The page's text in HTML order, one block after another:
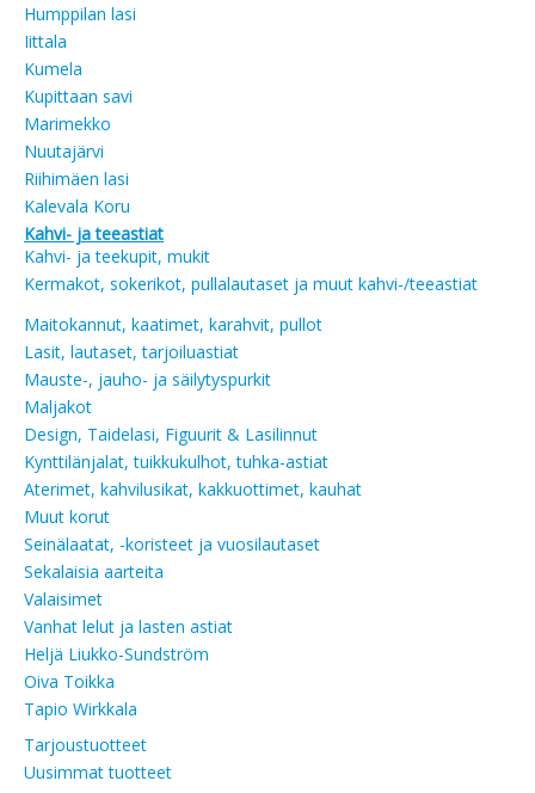
Humppilan lasi
Iittala
Kumela
Kupittaan savi
Marimekko
Nuutajärvi
Riihimäen lasi
Kalevala Koru
Kahvi- ja teeastiat
Kahvi- ja teekupit, mukit
Kermakot, sokerikot, pullalautaset ja muut kahvi-/teeastiat
Maitokannut, kaatimet, karahvit, pullot
Lasit, lautaset, tarjoiluastiat
Mauste-, jauho- ja säilytyspurkit
Maljakot
Design, Taidelasi, Figuurit & Lasilinnut
Kynttilänjalat, tuikkukulhot, tuhka-astiat
Aterimet, kahvilusikat, kakkuottimet, kauhat
Muut korut
Seinälaatat, -koristeet ja vuosilautaset
Sekalaisia aarteita
Valaisimet
Vanhat lelut ja lasten astiat
Heljä Liukko-Sundström
Oiva Toikka
Tapio Wirkkala
Tarjoustuotteet
Uusimmat tuotteet